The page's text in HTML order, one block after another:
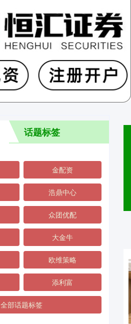
话题标签
金配资
浩鼎中心
众团优配
大金牛
欧维策略
添利富
全部话题标签